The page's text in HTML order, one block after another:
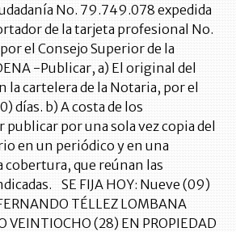
No. 79.749.078 expedida
de la tarjeta profesional No.
el Consejo Superior de la
-Publicar, a) El original del
la cartelera de la Notaria, por el
días. b) A costa de los
por una sola vez copia del
en un periódico y en una
cobertura, que reúnan las
SE FIJA HOY: Nueve (09)
TÉLLEZ LOMBANA
VEINTIOCHO (28) EN PROPIEDAD